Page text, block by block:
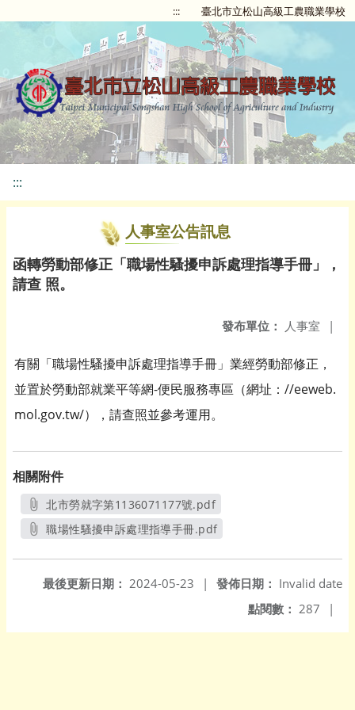
::: 臺北市立松山高級工農職業學校
:::
人事室公告訊息
函轉勞動部修正「職場性騷擾申訴處理指導手冊」，
請查 照。
發布單位： 人事室 |
有關「職場性騷擾申訴處理指導手冊」業經勞動部修正，
並置於勞動部就業平等網-便民服務專區（網址：//eeweb.
mol.gov.tw/），請查照並參考運用。
相關附件
北市勞就字第1136071177號.pdf
另開新視窗
職場性騷擾申訴處理指導手冊.pdf
發佈日期： Invalid date
最後更新日期： 2024-05-23
|
點閱數： 287 |